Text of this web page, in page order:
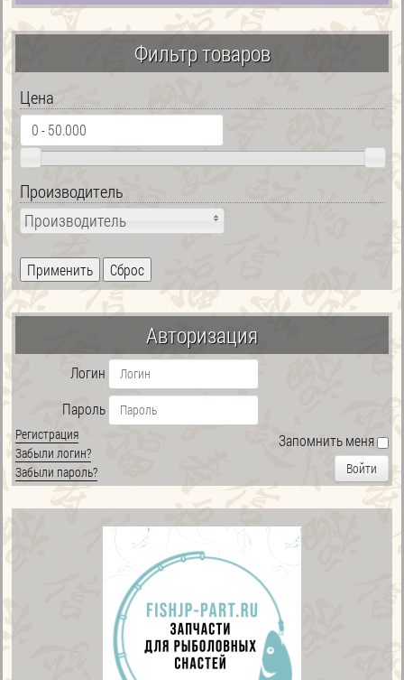
Фильтр товаров
Цена
Производитель
Производитель
Авторизация
Логин
Пароль
Запомнить меня
Войти
Регистрация
Забыли логин?
Забыли пароль?